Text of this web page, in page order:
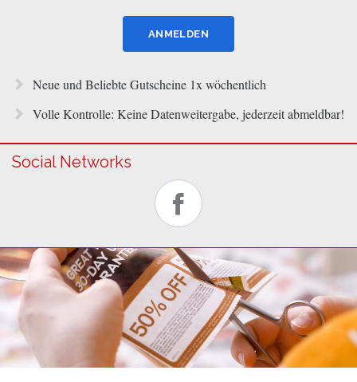
Neue und Beliebte Gutscheine 1x wöchentlich
Volle Kontrolle: Keine Datenweitergabe, jederzeit abmeldbar!
Social Networks